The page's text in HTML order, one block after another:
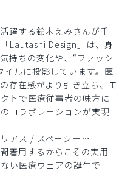
躍する鈴木えみさんが手
Lautashi Design」は、身
持ちの変化や、“ファッシ
イルに投影しています。医
存在感がより引き立ち、モ
トで医療従事者の味方に
コラボレーションが実現
アス / スペーシー…
着用するからこその実用
い医療ウェアの誕生で